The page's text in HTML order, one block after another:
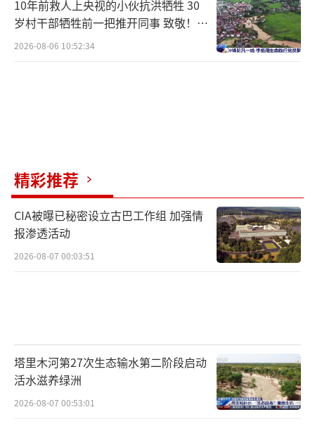
10年前救人上央视的小伙抗洪牺牲 30
岁村干部牺牲前一把推开同事 致敬！送
别！
2026-08-06 10:52:34
精彩推荐
CIA被曝已秘密设立古巴工作组 加强情
报渗透活动
2026-08-07 00:03:51
塔里木河第27次生态输水第二阶段启动
活水滋养绿洲
2026-08-07 00:53:01